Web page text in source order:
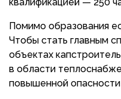
Помимо образования
Чтобы стать главным
объектах
в области
повышенной